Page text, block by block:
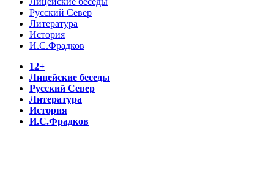
Русский Север
Литература
История
И.С.Фрадков
12+
Лицейские беседы
Русский Север
Литература
История
И.С.Фрадков